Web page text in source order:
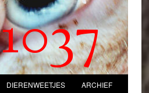
1037
DIERENWEETJES ARCHIEF